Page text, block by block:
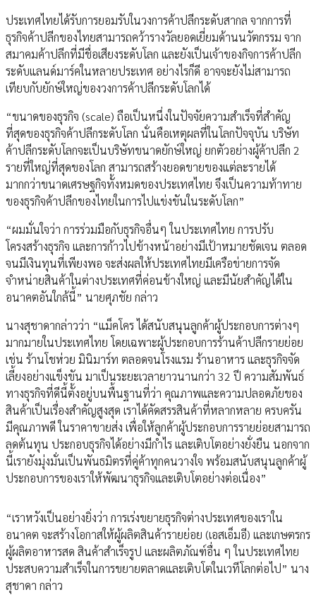
ประเทศไทยได้รับการยอมรับในวงการค้าปลีกระดับสากล จากการที่
ธุรกิจค้าปลีกของไทยสามารถคว้ารางวัลยอดเยี่ยมด้านนวัตกรรม จาก
สมาคมค้าปลีกที่มีชื่อเสียงระดับโลก และยังเป็นเจ้าของกิจการค้าปลีก
ระดับแลนด์มาร์คในหลายประเทศ อย่างไรก็ดี อาจจะยังไม่สามารถ
เทียบกับยักษ์ใหญ่ของวงการค้าปลีกระดับโลกได้
“ขนาดของธุรกิจ (scale) ถือเป็นหนึ่งในปัจจัยความสำเร็จที่สำคัญ
ที่สุดของธุรกิจค้าปลีกระดับโลก นั่นคือเหตุผลที่ในโลกปัจจุบัน บริษัท
ค้าปลีกระดับโลกจะเป็นบริษัทขนาดยักษ์ใหญ่ ยกตัวอย่างผู้ค้าปลีก 2
รายที่ใหญ่ที่สุดของโลก สามารถสร้างยอดขายของแต่ละรายได้
มากกว่าขนาดเศรษฐกิจทั้งหมดของประเทศไทย จึงเป็นความท้าทาย
ของธุรกิจค้าปลีกของไทยในการไปแข่งขันในระดับโลก”
“ผมมั่นใจว่า การร่วมมือกับธุรกิจอื่นๆ ในประเทศไทย การปรับ
โครงสร้างธุรกิจ และการก้าวไปข้างหน้าอย่างมีเป้าหมายชัดเจน ตลอด
จนมีเงินทุนที่เพียงพอ จะส่งผลให้ประเทศไทยมีเครือข่ายการจัด
จำหน่ายสินค้าในต่างประเทศที่ค่อนข้างใหญ่ และมีนัยสำคัญได้ใน
อนาคตอันใกล้นี้” นายศุภชัย กล่าว
นางสุชาดากล่าวว่า “แม็คโคร ได้สนับสนุนลูกค้าผู้ประกอบการต่างๆ
มากมายในประเทศไทย โดยเฉพาะผู้ประกอบการร้านค้าปลีกรายย่อย
เช่น ร้านโชห่วย มินิมาร์ท ตลอดจนโรงแรม ร้านอาหาร และธุรกิจจัด
เลี้ยงอย่างแข็งขัน มาเป็นระยะเวลายาวนานกว่า 32 ปี ความสัมพันธ์
ทางธุรกิจที่ดีนี้ตั้งอยู่บนพื้นฐานที่ว่า คุณภาพและความปลอดภัยของ
สินค้าเป็นเรื่องสำคัญสูงสุด เราได้คัดสรรสินค้าที่หลากหลาย ครบครัน
มีคุณภาพดี ในราคาขายส่ง เพื่อให้ลูกค้าผู้ประกอบการรายย่อยสามารถ
ลดต้นทุน ประกอบธุรกิจได้อย่างมีกำไร และเติบโตอย่างยั่งยืน นอกจาก
นี้เรายังมุ่งมั่นเป็นพันธมิตรที่คู่ค้าทุกคนวางใจ พร้อมสนับสนุนลูกค้าผู้
ประกอบการของเราให้พัฒนาธุรกิจและเติบโตอย่างต่อเนื่อง”
“เราหวังเป็นอย่างยิ่งว่า การเร่งขยายธุรกิจต่างประเทศของเราใน
อนาคต จะสร้างโอกาสให้ผู้ผลิตสินค้ารายย่อย (เอสเอ็มอี) และเกษตรกร
ผู้ผลิตอาหารสด สินค้าสำเร็จรูป และผลิตภัณฑ์อื่น ๆ ในประเทศไทย
ประสบความสำเร็จในการขยายตลาดและเติบโตในเวทีโลกต่อไป” นาง
สุชาดา กล่าว